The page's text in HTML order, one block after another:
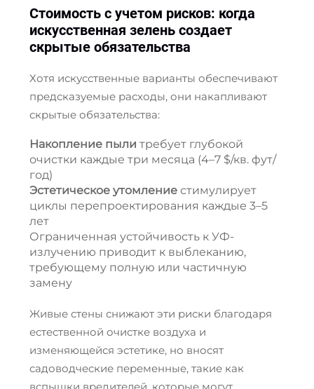
Стоимость с учетом рисков: когда
искусственная зелень создает
скрытые обязательства
Хотя искусственные варианты обеспечивают
предсказуемые расходы, они накапливают
скрытые обязательства:
Накопление пыли требует глубокой
очистки каждые три месяца (4–7 $/кв. фут/
год)
Эстетическое утомление стимулирует
циклы перепроектирования каждые 3–5
лет
Ограниченная устойчивость к УФ-
излучению приводит к выблеканию,
требующему полную или частичную
замену
Живые стены снижают эти риски благодаря
естественной очистке воздуха и
изменяющейся эстетике, но вносят
садоводческие переменные, такие как